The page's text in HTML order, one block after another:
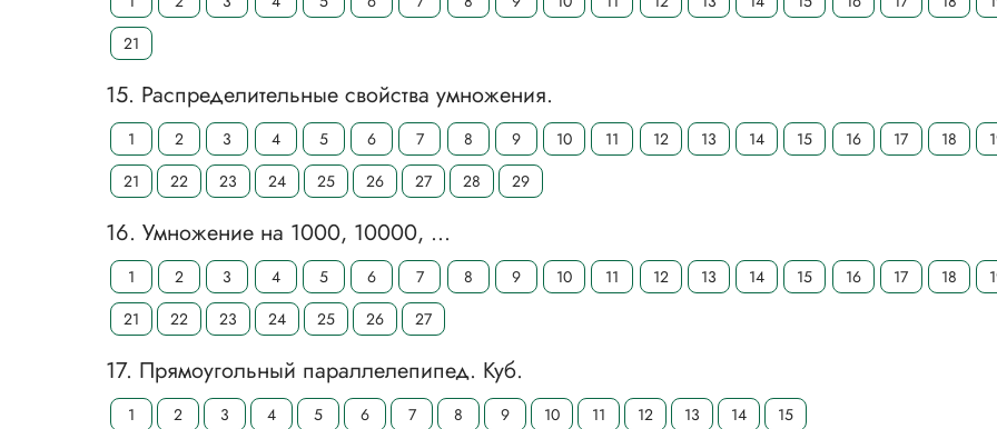
21
15. Распределительные свойства умножения.
1 2 3 4 5 6 7 8 9 10 11 12 13 14 15 16 17 18
21
22 23 24 25 26 27 28 29
16. Умножение на 1000, 10000, …
1 2 3 4 5 6 7 8 9 10 11 12 13 14 15 16 17 18
21
22 23 24 25 26 27
17. Прямоугольный параллелепипед. Куб.
1 2 3 4 5 6 7 8 9 10 11 12 13 14 15